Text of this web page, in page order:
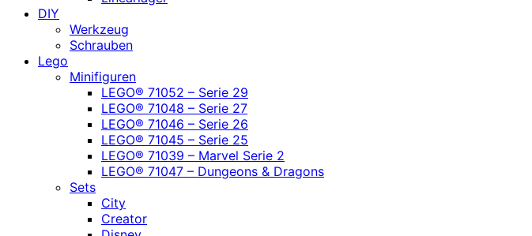
DIY
Werkzeug
Schrauben
Lego
Minifiguren
LEGO® 71052 – Serie 29
LEGO® 71048 – Serie 27
LEGO® 71046 – Serie 26
LEGO® 71045 – Serie 25
LEGO® 71039 – Marvel Serie 2
LEGO® 71047 – Dungeons & Dragons
Sets
City
Creator